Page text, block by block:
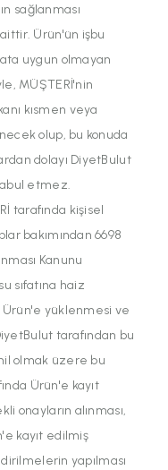
sağlanması
Ürün'ün işbu
uygun olmayan
MÜŞTERİ'nin
kısmen veya
olup, bu konuda
dolayı DiyetBulut
etmez.
tarafında kişisel
bakımından 6698
Kanunu
sıfatına haiz
yüklenmesi ve
tarafından bu
olmak üzere bu
Ürün'e kayıt
onayların alınması,
kayıt edilmiş
yapılması